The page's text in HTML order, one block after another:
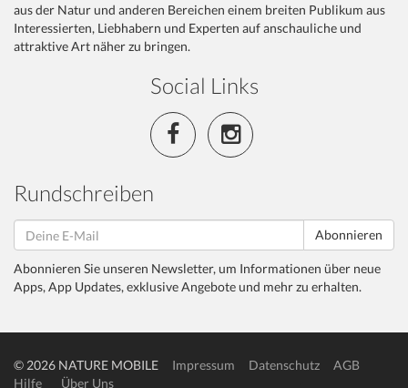
aus der Natur und anderen Bereichen einem breiten Publikum aus
Interessierten, Liebhabern und Experten auf anschauliche und
attraktive Art näher zu bringen.
Social Links
Rundschreiben
Abonnieren
Abonnieren Sie unseren Newsletter, um Informationen über neue
Apps, App Updates, exklusive Angebote und mehr zu erhalten.
© 2026 NATURE MOBILE Impressum Datenschutz
AGB
Hilfe
Über Uns